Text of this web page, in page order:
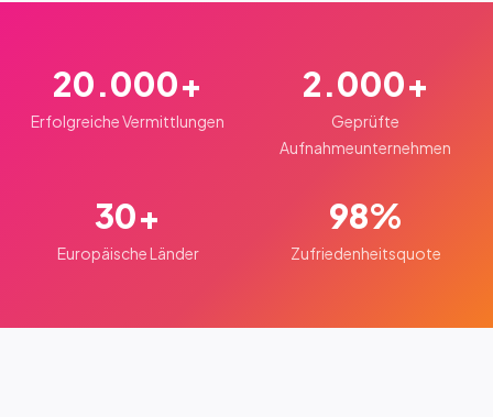
20.000+
Erfolgreiche Vermittlungen
2.000+
Geprüfte
Aufnahmeunternehmen
30+
Europäische Länder
98%
Zufriedenheitsquote